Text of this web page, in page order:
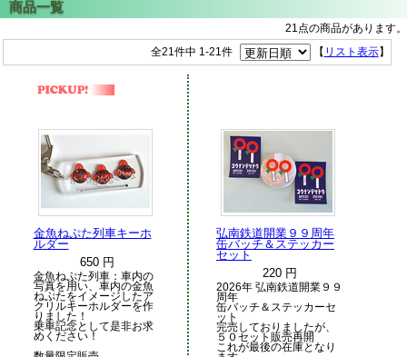
21点の商品があります。
全21件中 1-21件 【 リスト表示】
金魚ねぷた列車キーホ
ルダー
650 円
金魚ねぷた列車：車内の
写真を用い、車内の金魚
ねぷたをイメージしたア
クリルキーホルダーを作
りました！
乗車記念として是非お求
めください！
弘南鉄道開業９９周年
缶バッチ＆ステッカー
セット
220 円
2026年 弘南鉄道開業９９
周年
缶バッチ＆ステッカーセ
ット
完売しておりましたが、
５０セット販売再開
これが最後の在庫となり